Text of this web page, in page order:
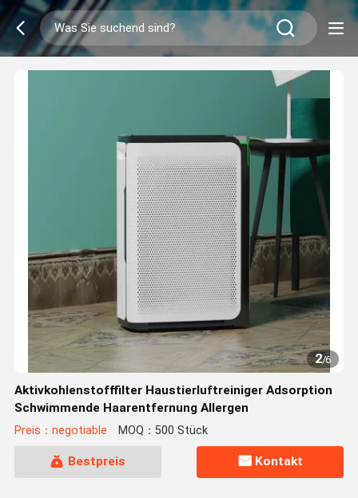
2/6
Aktivkohlenstofffilter Haustierluftreiniger Adsorption
Schwimmende Haarentfernung Allergen
Preis：negotiable MOQ：500 Stück
Bestpreis Kontakt